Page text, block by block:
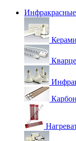
Инфракрасные